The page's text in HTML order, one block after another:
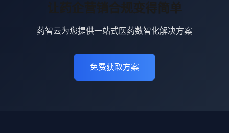
让药企营销合规变得简单
药智云为您提供一站式医药数智化解决方案
免费获取方案